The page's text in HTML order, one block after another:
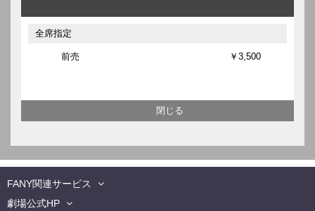
全席指定
前売 ￥3,500
FANY関連サービス
劇場公式HP